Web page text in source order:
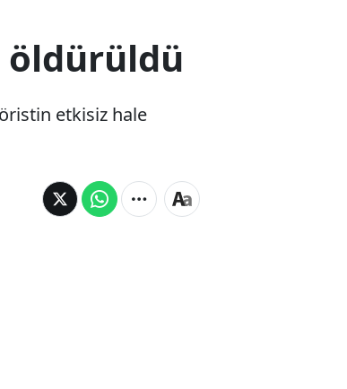
öldürüldü
etkisiz hale